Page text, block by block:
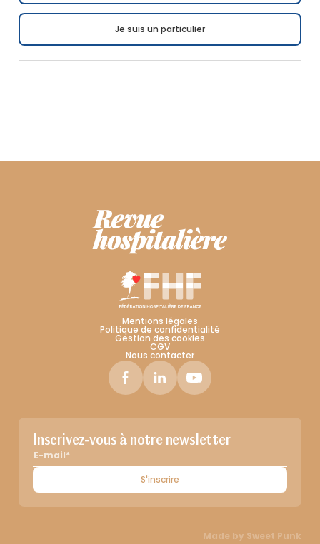
Je suis un particulier
Mentions légales
Politique de confidentialité
Gestion des cookies
CGV
Nous contacter
Inscrivez-vous à notre newsletter
S'inscrire
Made by Sweet Punk